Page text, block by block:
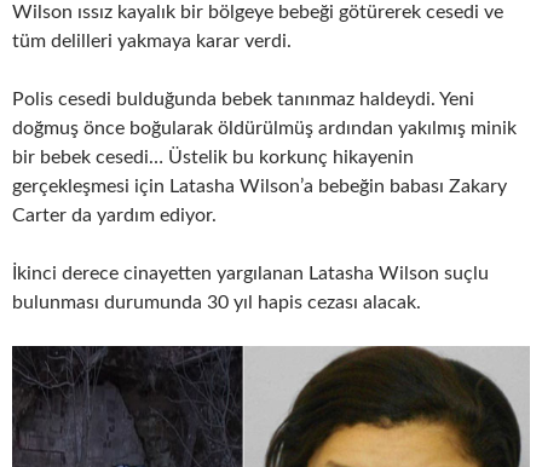
Wilson ıssız kayalık bir bölgeye bebeği götürerek cesedi ve
tüm delilleri yakmaya karar verdi.
Polis cesedi bulduğunda bebek tanınmaz haldeydi. Yeni
doğmuş önce boğularak öldürülmüş ardından yakılmış minik
bir bebek cesedi… Üstelik bu korkunç hikayenin
gerçekleşmesi için Latasha Wilson’a bebeğin babası Zakary
Carter da yardım ediyor.
İkinci derece cinayetten yargılanan Latasha Wilson suçlu
bulunması durumunda 30 yıl hapis cezası alacak.